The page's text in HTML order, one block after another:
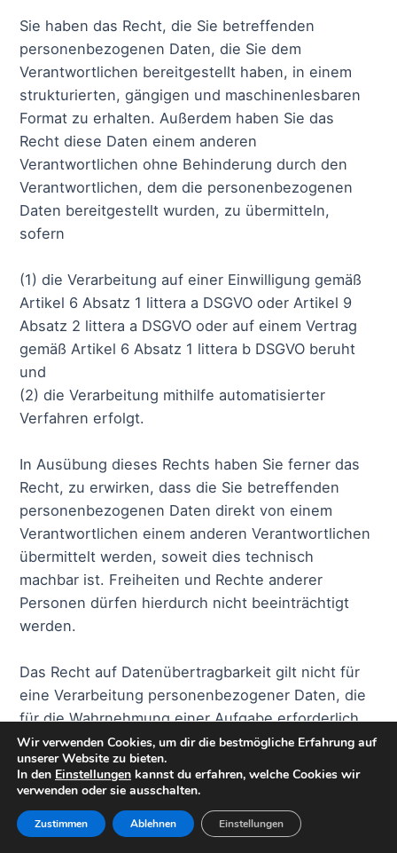
Sie haben das Recht, die Sie betreffenden
personenbezogenen Daten, die Sie dem
Verantwortlichen bereitgestellt haben, in einem
strukturierten, gängigen und maschinenlesbaren
Format zu erhalten. Außerdem haben Sie das
Recht diese Daten einem anderen
Verantwortlichen ohne Behinderung durch den
Verantwortlichen, dem die personenbezogenen
Daten bereitgestellt wurden, zu übermitteln,
sofern
(1) die Verarbeitung auf einer Einwilligung gemäß
Artikel 6 Absatz 1 littera a DSGVO oder Artikel 9
Absatz 2 littera a DSGVO oder auf einem Vertrag
gemäß Artikel 6 Absatz 1 littera b DSGVO beruht
und
(2) die Verarbeitung mithilfe automatisierter
Verfahren erfolgt.
In Ausübung dieses Rechts haben Sie ferner das
Recht, zu erwirken, dass die Sie betreffenden
personenbezogenen Daten direkt von einem
Verantwortlichen einem anderen Verantwortlichen
übermittelt werden, soweit dies technisch
machbar ist. Freiheiten und Rechte anderer
Personen dürfen hierdurch nicht beeinträchtigt
werden.
Das Recht auf Datenübertragbarkeit gilt nicht für
eine Verarbeitung personenbezogener Daten, die
für die Wahrnehmung einer Aufgabe erforderlich
ist, die im öffentlichen Interesse liegt oder in
Ausübung öffentlicher Gewalt erfolgt, die dem
Verantwortlichen übertragen wurde.
7. Widerspruchsrecht
Wir verwenden Cookies, um dir die bestmögliche Erfahrung auf
unserer Website zu bieten.
In den Einstellungen kannst du erfahren, welche Cookies wir
verwenden oder sie ausschalten.
Zustimmen Ablehnen Einstellungen